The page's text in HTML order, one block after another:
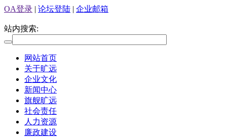
OA登录 | 论坛登陆 | 企业邮箱
站内搜索:
网站首页
关于旷远
企业文化
新闻中心
旗舰旷远
社会责任
人力资源
廉政建设